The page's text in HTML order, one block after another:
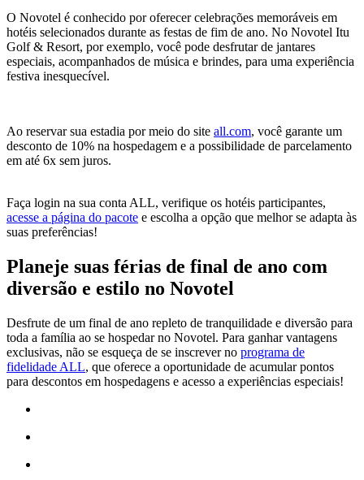
O Novotel é conhecido por oferecer celebrações memoráveis em
hotéis selecionados durante as festas de fim de ano. No Novotel Itu
Golf & Resort, por exemplo, você pode desfrutar de jantares
especiais, acompanhados de música e brindes, para uma experiência
festiva inesquecível.
Ao reservar sua estadia por meio do site all.com, você garante um
desconto de 10% na hospedagem e a possibilidade de parcelamento
em até 6x sem juros.
Faça login na sua conta ALL, verifique os hotéis participantes,
acesse a página do pacote e escolha a opção que melhor se adapta às
suas preferências!
Planeje suas férias de final de ano com
diversão e estilo no Novotel
Desfrute de um final de ano repleto de tranquilidade e diversão para
toda a família ao se hospedar no Novotel. Para ganhar vantagens
exclusivas, não se esqueça de se inscrever no programa de
fidelidade ALL, que oferece a oportunidade de acumular pontos
para descontos em hospedagens e acesso a experiências especiais!